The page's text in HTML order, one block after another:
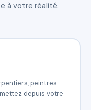
à votre réalité.
peintres :
depuis votre